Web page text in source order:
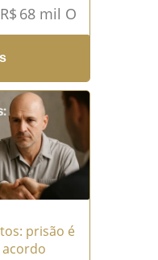
68 mil O
uma
→
prisão é